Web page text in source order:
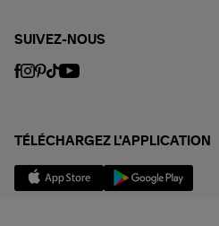
SUIVEZ-NOUS
TÉLÉCHARGEZ L'APPLICATION